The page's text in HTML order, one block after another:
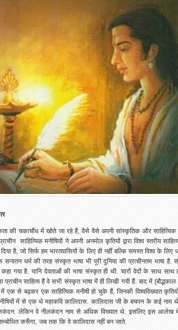
की चकाचौंध में खोते जा रहे हैं, वैसे वैसे अपनी सांस्कृतिक और साहित्यिक
साहित्यिक मनीषियों ने अपनी अनमोल कृतियों द्वारा विश्व स्तरीय
है, जो सिर्फ हम भारतवासियों के लिए ही नहीं बल्कि समस्त विश्व के लिए
धर्म की तरह संस्कृत भाषा भी पूरी दुनिया की प्राचीनतम भाषा है.
कहा गया है. यानि देवताओं की भाषा संस्कृत ही थी. चारों वेदों के साथ साथ
प्राचीन साहित्य हैं वे सभी संस्कृत भाषा में ही लिखी गयी हैं. बाद में (बौद्धकाल
से बढ़कर एक साहित्यिक मनीषी हो चुके हैं, जिनकी विश्वविख्यात
मनीषियों में से एक थे महाकवि कालिदास. कालिदास जी के बचपन के कई
लेकिन वे नीलकंदन नाम से अधिक विख्यात थे. इसलिए इस आलेख
करूँगा, जब तक कि वे कालिदास नहीं बन जाते.